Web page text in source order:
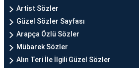
Artist Sözler
Güzel Sözler Sayfası
Arapça Özlü Sözler
Mübarek Sözler
Alın Teri İle İlgili Güzel Sözler